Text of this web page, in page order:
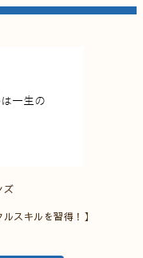
ズ
スキルを習得！】